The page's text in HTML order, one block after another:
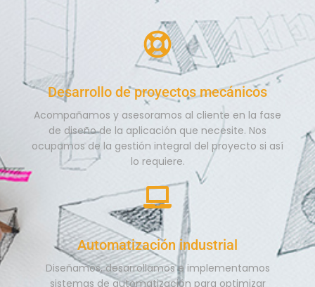
Desarrollo de proyectos mecánicos
Acompañamos y asesoramos al cliente en la fase
de diseño de la aplicación que necesite. Nos
ocupamos de la gestión integral del proyecto si así
lo requiere.
Automatización industrial
Diseñamos, desarrollamos e implementamos
sistemas de automatización para optimizar